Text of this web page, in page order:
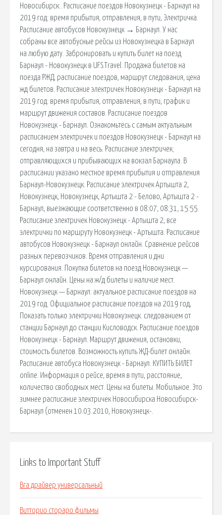
Новосибирск:. Расписание поездов Новокузнецк - Барнаул на
2019 год: время прибытия, отправления, в пути, Электричка.
Расписание автобусов Новокузнецк → Барнаул. У нас
собраны все автобусные рейсы из Новокузнецка в Барнаул
на любую дату. Забронировать и купить билет на поезд
Барнаул - Новокузнецк в UFS.Travel. Продажа билетов на
поезда РЖД, расписание поездов, маршрут следования, цена
жд билетов. Расписание электричек Новокузнецк - Барнаул на
2019 год: время прибытия, отправления, в пути, график и
маршрут движения составов. Расписание поездов
Новокузнецк - Барнаул. Ознакомьтесь с самым актуальным
расписанием электричек и поездов Новокузнецк - Барнаул на
сегодня, на завтра и на весь. Расписание электричек;
отправляющихся и прибывающих на вокзал Барнаула. В
расписании указано местное время прибытия и отправления
Барнаул-Новокузнецк. Расписание электричек Артышта 2,
Новокузнецк, Новокузнецк, Артышта 2 - Белово, Артышта 2 -
Барнаул, выезжающие соответственно в 08:07, 08:31, 15:55.
Расписание электричек Новокузнецк - Артышта 2, все
электрички по маршруту Новокузнецк - Артышта. Расписание
автобусов Новокузнецк - Барнаул онлайн. Сравнение рейсов
разных перевозчиков. Время отправления и дни
курсирования. Покупка билетов на поезд Новокузнецк —
Барнаул онлайн. Цены на ж/д билеты и наличие мест.
Новокузнецк — Барнаул: актуальное расписание поездов на
2019 год. Официальное расписание поездов на 2019 год,
Показать только электрички Новокузнецк. следованием от
станции Барнаул до станции Кисловодск. Расписание поездов
Новокузнецк - Барнаул. Маршрут движения, остановки,
стоимость билетов. Возможность купить ЖД-билет онлайн.
Расписание автобуса Новокузнецк - Барнаул. КУПИТЬ БИЛЕТ
online. Информация о рейсе, время в пути, расстояние,
количество свободных мест. Цены на билеты. Мобильное. Это
зимнее расписание электричек Новосибирска Новосибирск-
Барнаул (отменен 10.03.2010, Новокузнецк-.
Links to Important Stuff
Вга драйвер универсальный
Витторио стораро фильмы